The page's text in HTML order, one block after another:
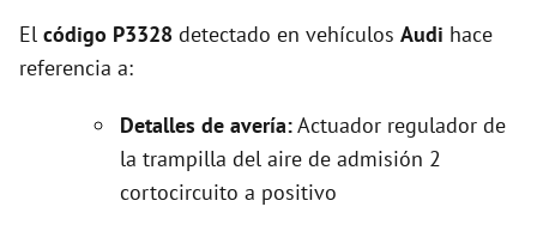
El código P3328 detectado en vehículos Audi hace
referencia a:
Detalles de avería:Actuador regulador de
la trampilla del aire de admisión 2
cortocircuito a positivo